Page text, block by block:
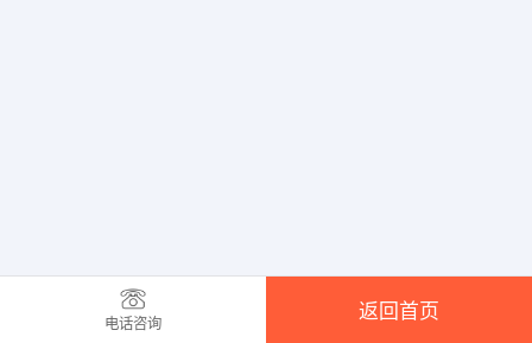
电话咨询
返回首页